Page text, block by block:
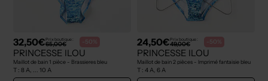
32,50€Prix boutique :
65,00€ -50%
PRINCESSE ILOU
Maillot de bain 1 pièce - Brassieres bleu
T : 8 A, ... 10 A
24,50€Prix boutique :
49,00€ -50%
PRINCESSE ILOU
Maillot de bain 2 pièces - Imprimé fantaisie bleu
T : 4 A, 6 A